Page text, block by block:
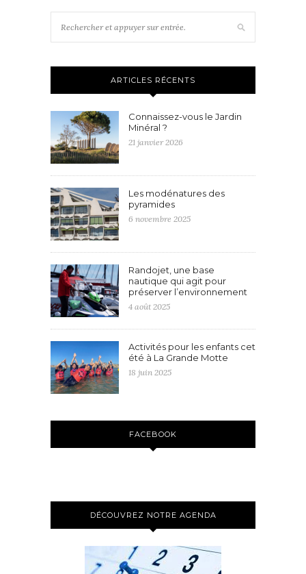
ARTICLES RÉCENTS
Connaissez-vous le Jardin
Minéral ?
21 janvier 2026
Les modénatures des
pyramides
6 novembre 2025
Randojet, une base
nautique qui agit pour
préserver l’environnement
4 août 2025
Activités pour les enfants cet
été à La Grande Motte
18 juin 2025
FACEBOOK
DÉCOUVREZ NOTRE AGENDA